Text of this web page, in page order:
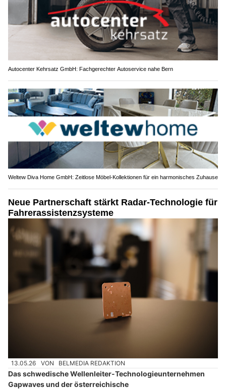
Autocenter Kehrsatz GmbH: Fachgerechter Autoservice nahe Bern
Weltew Diva Home GmbH: Zeitlose Möbel-Kollektionen für ein harmonisches Zuhause
Neue Partnerschaft stärkt Radar-Technologie für
Fahrerassistenzsysteme
13.05.26 VON BELMEDIA REDAKTION
Das schwedische Wellenleiter-Technologieunternehmen
Gapwaves und der österreichische